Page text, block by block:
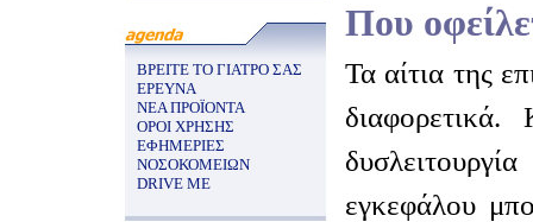
ΒΡΕΙΤΕ ΤΟ ΓΙΑΤΡΟ ΣΑΣ
ΕΡΕΥΝΑ
ΝΕΑ ΠΡΟΪΟΝΤΑ
ΟΡΟΙ ΧΡΗΣΗΣ
ΕΦΗΜΕΡΙΕΣ
ΝΟΣΟΚΟΜΕΙΩΝ
DRIVE ME
Που
Τα αίτια της
εγκεφάλου